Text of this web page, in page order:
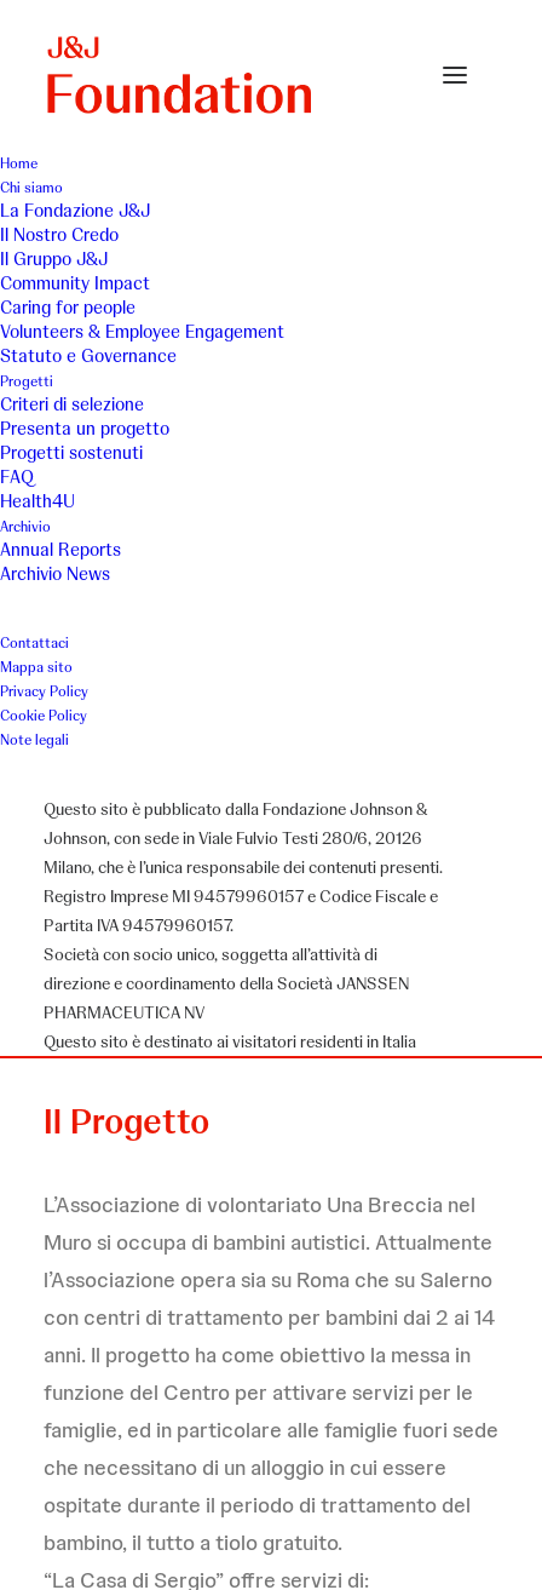
Home
Chi siamo
La Fondazione J&J
Il Nostro Credo
Il Gruppo J&J
Community Impact
Caring for people
Volunteers & Employee Engagement
Statuto e Governance
Progetti
Criteri di selezione
Presenta un progetto
Progetti sostenuti
FAQ
Health4U
Archivio
Annual Reports
Archivio News
Contattaci
Mappa sito
Privacy Policy
Cookie Policy
Note legali
Questo sito è pubblicato dalla Fondazione Johnson &
Johnson, con sede in Viale Fulvio Testi 280/6, 20126
Milano, che è l’unica responsabile dei contenuti presenti.
Registro Imprese MI 94579960157 e Codice Fiscale e
Partita IVA 94579960157.
Società con socio unico, soggetta all’attività di
direzione e coordinamento della Società JANSSEN
PHARMACEUTICA NV
Questo sito è destinato ai visitatori residenti in Italia
Una breccia nel muro -
La casa di Sergio
Fornire ai pazienti affetti da
patologie oncologiche ed
oncoematologiche, e alle loro
famiglie, un aiuto finalizzato al
miglioramento della qualità
della vita
Luogo
Salerno
Anno
2014
Associazione
Una breccia nel muro
Il Progetto
L’Associazione di volontariato Una Breccia nel
Muro si occupa di bambini autistici. Attualmente
l’Associazione opera sia su Roma che su Salerno
con centri di trattamento per bambini dai 2 ai 14
anni. Il progetto ha come obiettivo la messa in
funzione del Centro per attivare servizi per le
famiglie, ed in particolare alle famiglie fuori sede
che necessitano di un alloggio in cui essere
ospitate durante il periodo di trattamento del
bambino, il tutto a tiolo gratuito.
“La Casa di Sergio” offre servizi di: